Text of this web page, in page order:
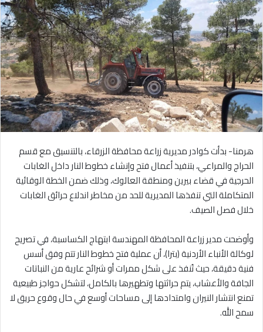
هرمنا- بدأت كوادر مديرية زراعة محافظة الزرقاء، بالتنسيق مع قسم
الحراج والمراعي، بتنفيذ أعمال فتح وإنشاء خطوط النار داخل الغابات
الحرجية في قضاء بيرين ومنطقة العالوك، وذلك ضمن الخطة الوقائية
المتكاملة التي تنفذها المديرية للحد من مخاطر اندلاع حرائق الغابات
خلال فصل الصيف.
وأوضحت مدير زراعة المحافظة المهندسة ابتهاج الكساسبة، في تصريح
لوكالة الأنباء الأردنية (بترا)، أن عملية فتح خطوط النار تتم وفق أسس
فنية دقيقة، حيث تُنفذ على شكل ممرات أو شرائح عارية من النباتات
الجافة والأعشاب، يتم حراثتها وتطهيرها بالكامل، لتشكل حواجز طبيعية
تمنع انتشار النيران وامتدادها إلى مساحات أوسع في حال وقوع حريق لا
سمح الله.